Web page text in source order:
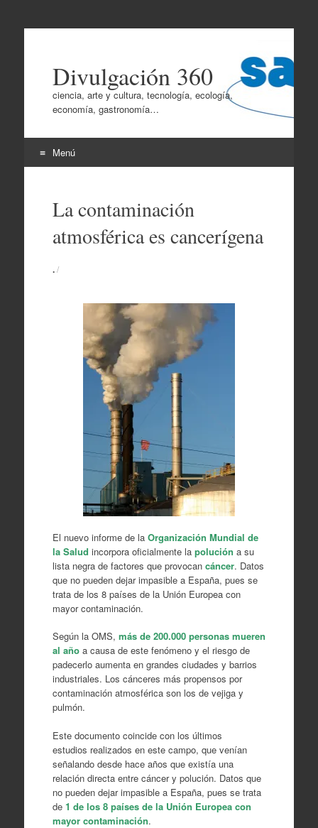
Divulgación 360
ciencia, arte y cultura, tecnología, ecología,
economía, gastronomía…
Menú
contenidoLa contaminación
atmosférica es cancerígena
./
El nuevo informe de laOrganización Mundial de
la Salud incorpora oficialmente la polución a su
lista negra de factores que provocan cáncer. Datos
que no pueden dejar impasible a España, pues se
trata de los 8 países de la Unión Europea con
mayor contaminación.
Según la OMS, más de 200.000 personas mueren
al añoa causa de este fenómeno y el riesgo de
padecerlo aumenta en grandes ciudades y barrios
industriales. Los cánceres más propensos por
contaminación atmosférica son los de vejiga y
pulmón.
Este documento coincide con los últimos
estudios realizados en este campo, que venían
señalando desde hace años que existía una
relación directa entre cáncer y polución. Datos que
no pueden dejar impasible a España, pues se trata
de 1 de los 8 países de la Unión Europea con
mayor contaminación.